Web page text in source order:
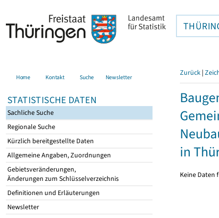
Home Kontakt Suche Newsletter
STATISTISCHE DATEN
Sachliche Suche
Regionale Suche
Kürzlich bereitgestellte Daten
Allgemeine Angaben, Zuordnungen
Gebietsveränderungen,
Änderungen zum Schlüsselverzeichnis
Definitionen und Erläuterungen
Newsletter
Zurück |
in
Keine Daten